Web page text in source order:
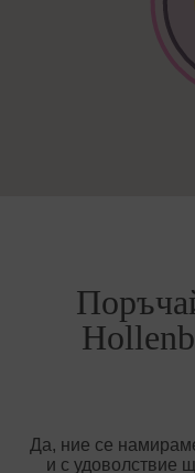
Да, ние се
и с удоволствие